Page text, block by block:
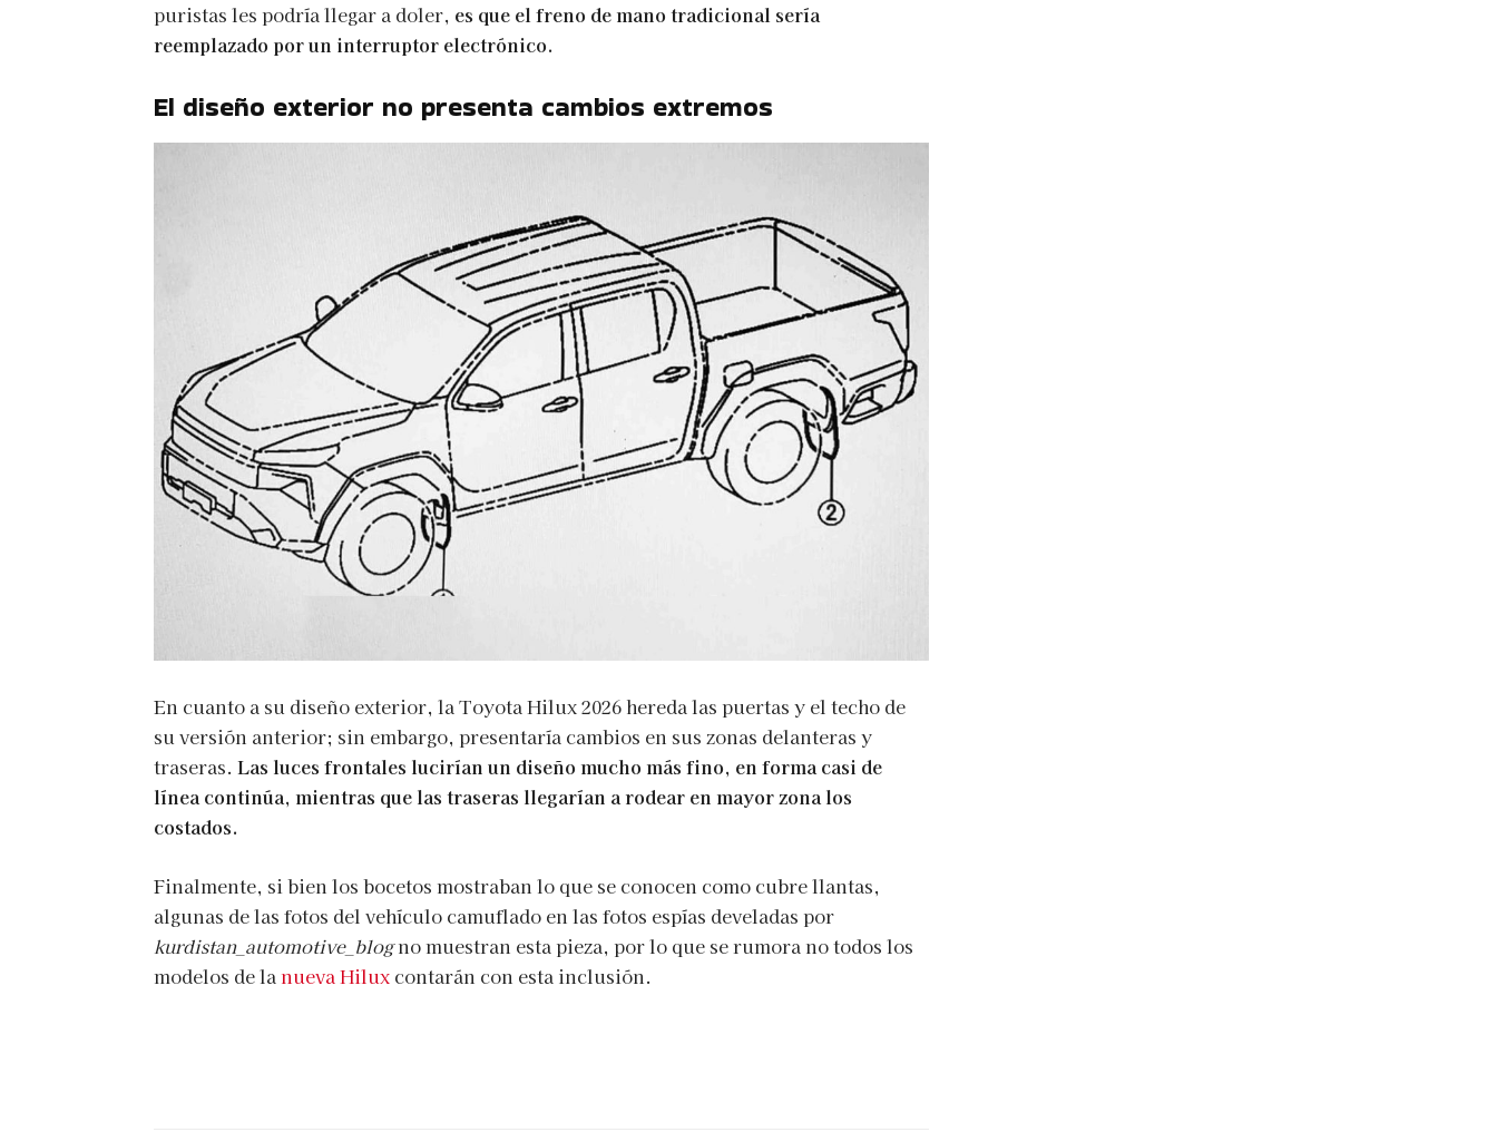
puristas les podría llegar a doler, es que el freno de mano tradicional sería
reemplazado por un interruptor electrónico.
El diseño exterior no presenta cambios extremos
En cuanto a su diseño exterior, la Toyota Hilux 2026 hereda las puertas y el techo de
su versión anterior; sin embargo, presentaría cambios en sus zonas delanteras y
traseras. Las luces frontales lucirían un diseño mucho más fino, en forma casi de
línea continúa, mientras que las traseras llegarían a rodear en mayor zona los
costados.
Finalmente, si bien los bocetos mostraban lo que se conocen como cubre llantas,
algunas de las fotos del vehículo camuflado en las fotos espías develadas por
kurdistan_automotive_blogno muestran esta pieza, por lo que se rumora no todos los
modelos de la nueva Hilux contarán con esta inclusión.